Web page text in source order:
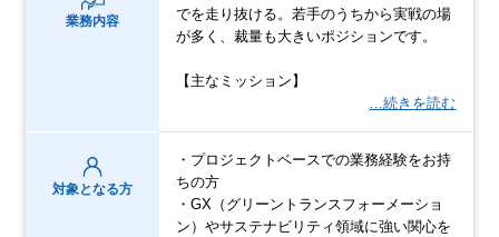
業務内容
でを走り抜ける。若手のうちから実戦の場
が多く、裁量も大きいポジションです。
【主なミッション】
…続きを読む
対象となる方
・プロジェクトベースでの業務経験をお持
ちの方
・GX（グリーントランスフォーメーショ
ン）やサステナビリティ領域に強い関心を